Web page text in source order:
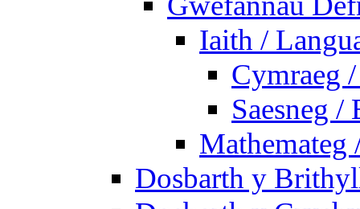
Iaith /
Cymraeg
Saesneg /
Mathemateg
Dosbarth y